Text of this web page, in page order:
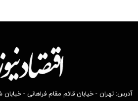
آدرس: تهران - خیابان قائم مقام فراهانی -